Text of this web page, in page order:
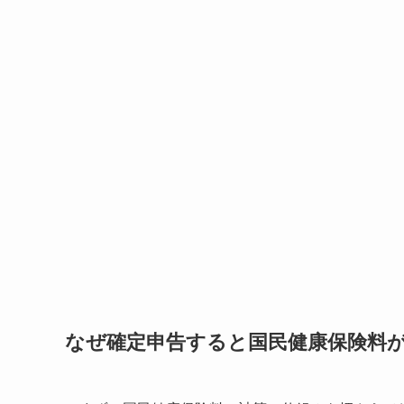
なぜ確定申告すると国民健康保険料